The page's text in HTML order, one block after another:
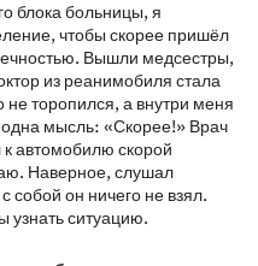
блока больницы, я
чтобы скорее пришёл
Вышли медсестры,
из реанимобиля стала
торопился, а внутри меня
одна мысль: «Скорее!» Врач
автомобилю скорой
Наверное, слушал
собой он ничего не взял.
ситуацию.